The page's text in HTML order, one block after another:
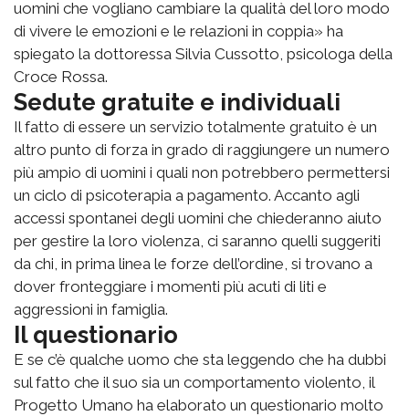
uomini che vogliano cambiare la qualità del loro modo
di vivere le emozioni e le relazioni in coppia» ha
spiegato la dottoressa Silvia Cussotto, psicologa della
Croce Rossa.
Sedute gratuite e individuali
Il fatto di essere un servizio totalmente gratuito è un
altro punto di forza in grado di raggiungere un numero
più ampio di uomini i quali non potrebbero permettersi
un ciclo di psicoterapia a pagamento. Accanto agli
accessi spontanei degli uomini che chiederanno aiuto
per gestire la loro violenza, ci saranno quelli suggeriti
da chi, in prima linea le forze dell’ordine, si trovano a
dover fronteggiare i momenti più acuti di liti e
aggressioni in famiglia.
Il questionario
E se c’è qualche uomo che sta leggendo che ha dubbi
sul fatto che il suo sia un comportamento violento, il
Progetto Umano ha elaborato un questionario molto